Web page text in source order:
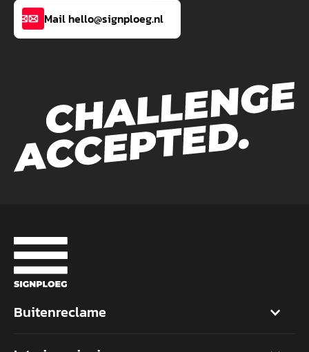
Mail hello@signploeg.nl
Buitenreclame